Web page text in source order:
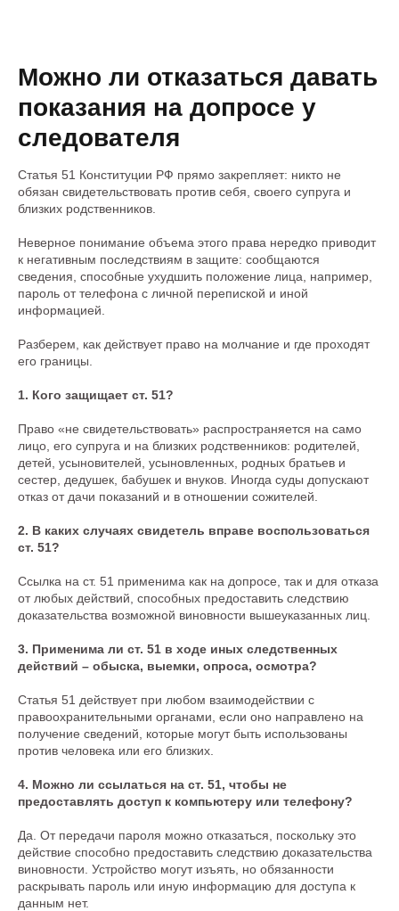
Можно ли отказаться давать
показания на допросе у
следователя
Статья 51 Конституции РФ прямо закрепляет: никто не
обязан свидетельствовать против себя, своего супруга и
близких родственников.
Неверное понимание объема этого права нередко приводит
к негативным последствиям в защите: сообщаются
сведения, способные ухудшить положение лица, например,
пароль от телефона с личной перепиской и иной
информацией.
Разберем, как действует право на молчание и где проходят
его границы.
1. Кого защищает ст. 51?
Право «не свидетельствовать» распространяется на само
лицо, его супруга и на близких родственников: родителей,
детей, усыновителей, усыновленных, родных братьев и
сестер, дедушек, бабушек и внуков. Иногда суды допускают
отказ от дачи показаний и в отношении сожителей.
2. В каких случаях свидетель вправе воспользоваться
ст. 51?
Ссылка на ст. 51 применима как на допросе, так и для отказа
от любых действий, способных предоставить следствию
доказательства возможной виновности вышеуказанных лиц.
3. Применима ли ст. 51 в ходе иных следственных
действий – обыска, выемки, опроса, осмотра?
Статья 51 действует при любом взаимодействии с
правоохранительными органами, если оно направлено на
получение сведений, которые могут быть использованы
против человека или его близких.
4. Можно ли ссылаться на ст. 51, чтобы не
предоставлять доступ к компьютеру или телефону?
Да. От передачи пароля можно отказаться, поскольку это
действие способно предоставить следствию доказательства
виновности. Устройство могут изъять, но обязанности
раскрывать пароль или иную информацию для доступа к
данным нет.